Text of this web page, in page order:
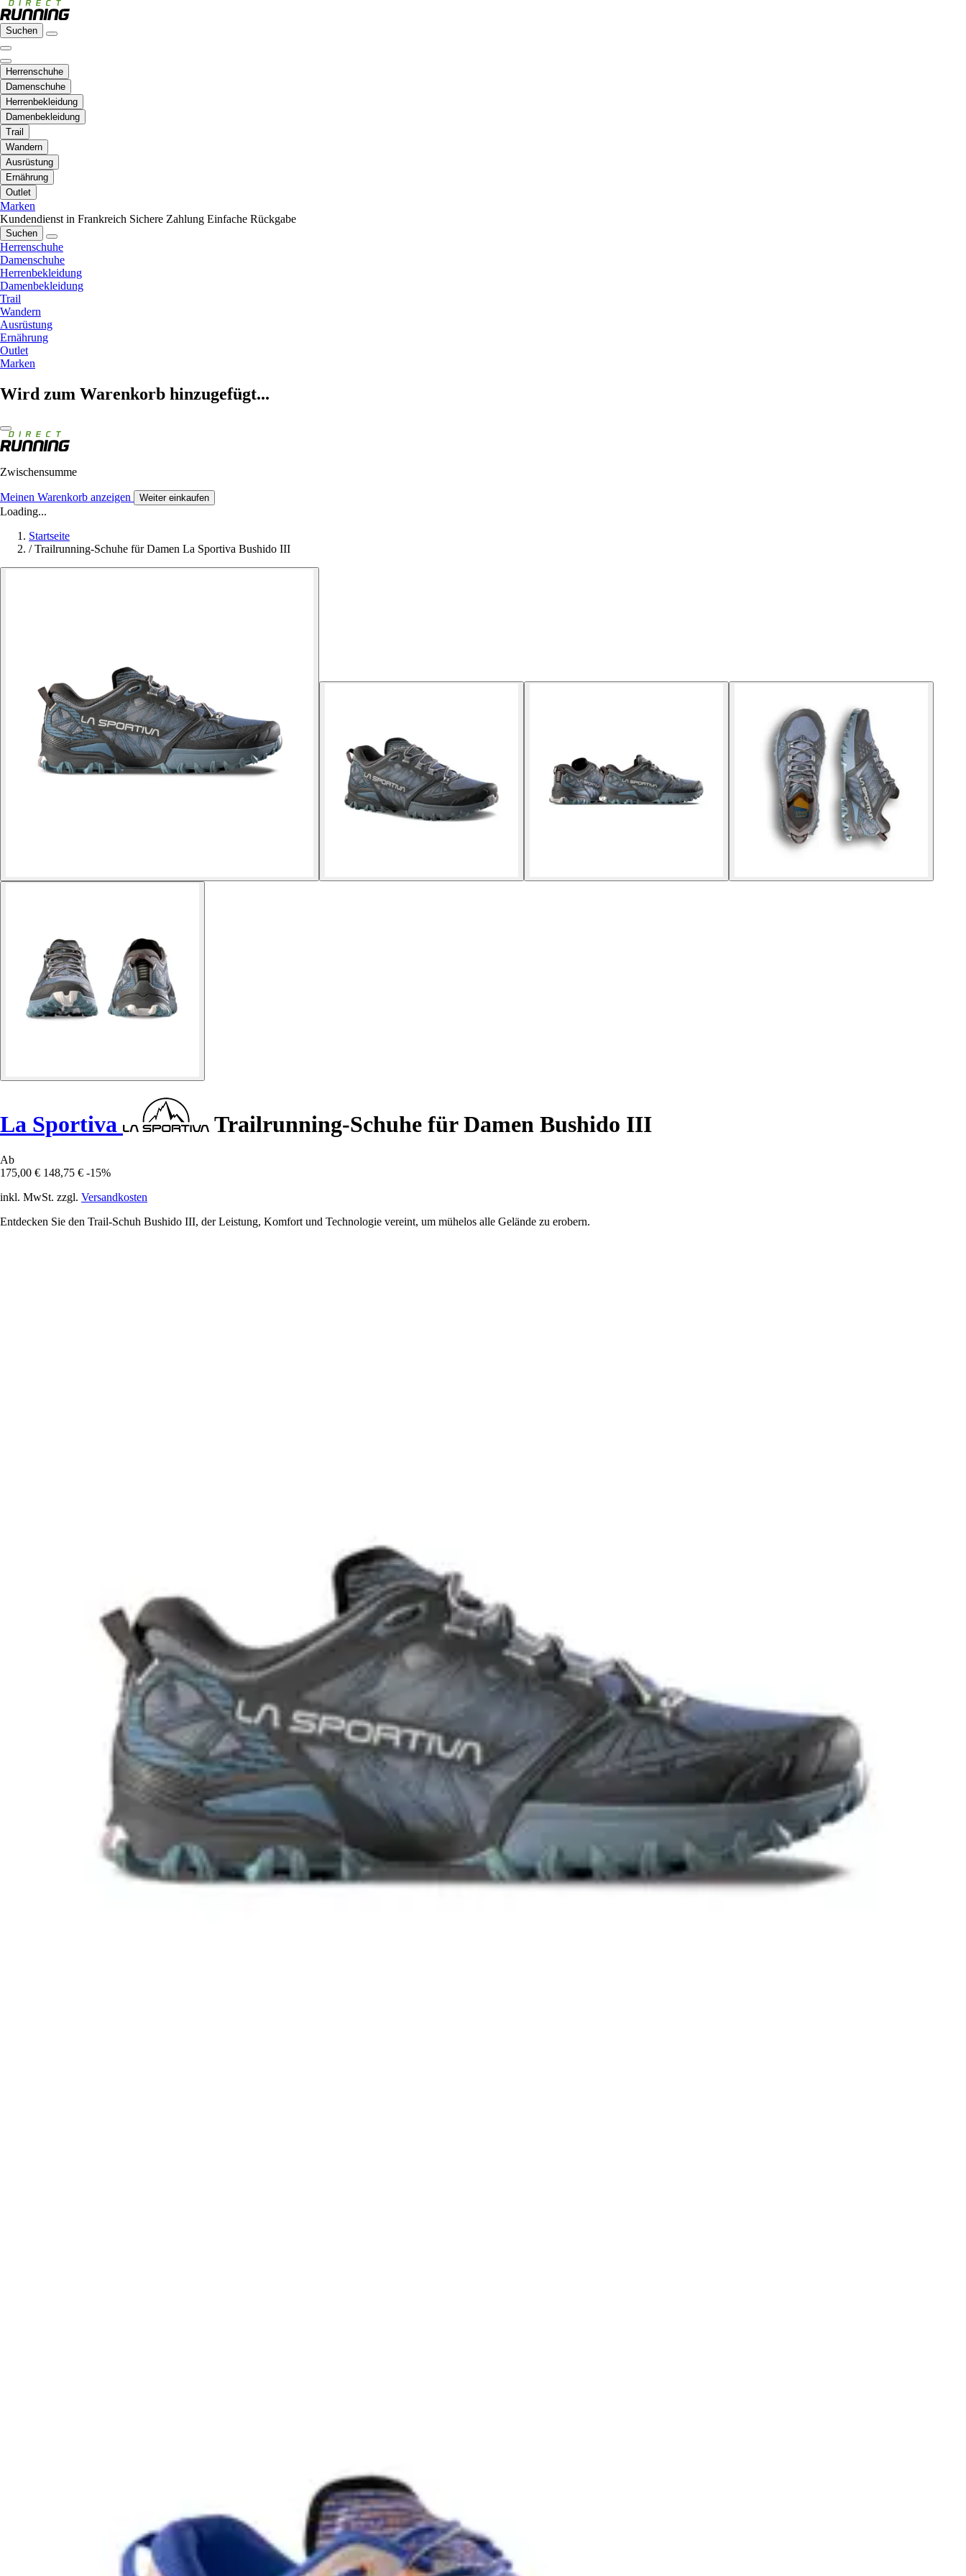
Suchen
Herrenschuhe
Damenschuhe
Herrenbekleidung
Damenbekleidung
Trail
Wandern
Ausrüstung
Ernährung
Outlet
Marken
Kundendienst in Frankreich Sichere Zahlung Einfache Rückgabe
Suchen
Herrenschuhe
Damenschuhe
Herrenbekleidung
Damenbekleidung
Trail
Wandern
Ausrüstung
Ernährung
Outlet
Marken
Wird zum Warenkorb hinzugefügt...
Zwischensumme
Meinen Warenkorb anzeigen Weiter einkaufen
Loading...
Startseite
/ Trailrunning-Schuhe für Damen La Sportiva Bushido III
La Sportiva Trailrunning-Schuhe für Damen Bushido III
Ab
175,00 € 148,75 € -15%
inkl. MwSt. zzgl. Versandkosten
Entdecken Sie den Trail-Schuh Bushido III, der Leistung, Komfort und Technologie vereint, um mühelos alle Gelände zu erobern.